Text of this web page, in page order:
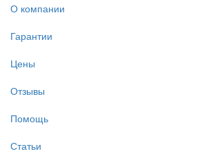
О компании
Гарантии
Цены
Отзывы
Помощь
Статьи